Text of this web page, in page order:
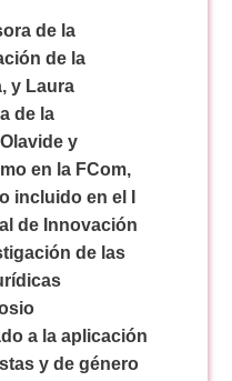
de la
de la
y Laura
de la
y
en la FCom,
incluido en el I
de Innovación
de las
a la aplicación
y de género